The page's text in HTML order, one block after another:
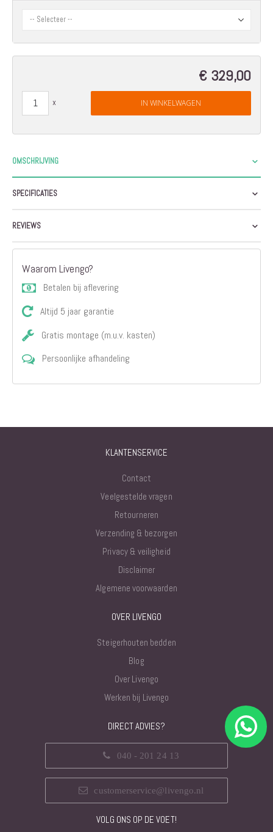
€ 329,00
IN WINKELWAGEN
OMSCHRIJVING
SPECIFICATIES
REVIEWS
Waarom Livengo?
Betalen bij aflevering
Altijd 5 jaar garantie
Gratis montage (m.u.v. kasten)
Persoonlijke afhandeling
KLANTENSERVICE
Contact
Veelgestelde vragen
Retourneren
Verzending & bezorgen
Privacy & veiligheid
Disclaimer
Algemene voorwaarden
OVER LIVENGO
Steigerhouten bedden
Blog
Over Livengo
Werken bij Livengo
DIRECT ADVIES?
040 - 201 24 13
customerservice@livengo.nl
VOLG ONS OP DE VOET!